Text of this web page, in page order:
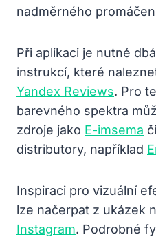
nadměrného
Při aplikaci je nutné
instrukcí, které
Yandex Reviews. Pro
barevného spektra
zdroje jako E-imsema
distributory, například
Inspiraci pro vizuální
lze načerpat z ukázek
Instagram. Podrobné